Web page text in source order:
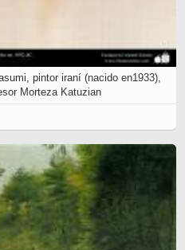
pintor iraní (nacido en1933),
Morteza Katuzian